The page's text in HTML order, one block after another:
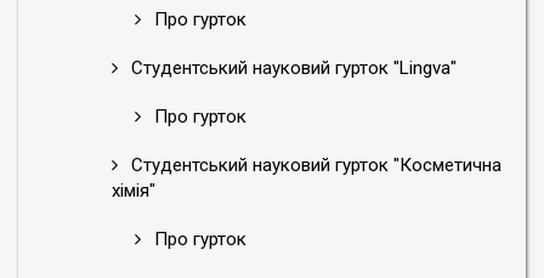
Про гурток
Студентський науковий гурток "Lingva"
Про гурток
Студентський науковий гурток "Косметична
хімія"
Про гурток